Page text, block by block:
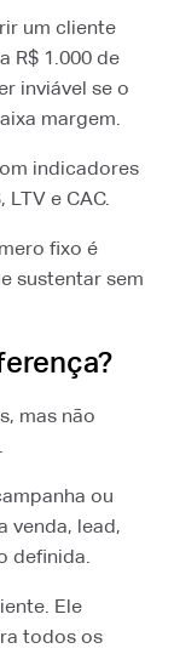
um cliente
R$ 1.000 de
inviável se o
margem.
indicadores
e CAC.
fixo é
sustentar sem
mas não
ou
venda, lead,
definida.
Ele
todos os